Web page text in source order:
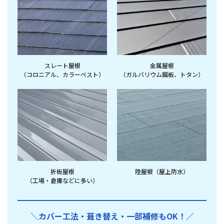
スレート屋根
（コロニアル、 カラーベスト）
金属屋根
（ガルバリウム鋼板、
トタン）
折板屋根
（工場・倉庫などに多い）
陸屋根（屋上防水）
＼カバー工法・葺き替え・ 一部補修もOK！／